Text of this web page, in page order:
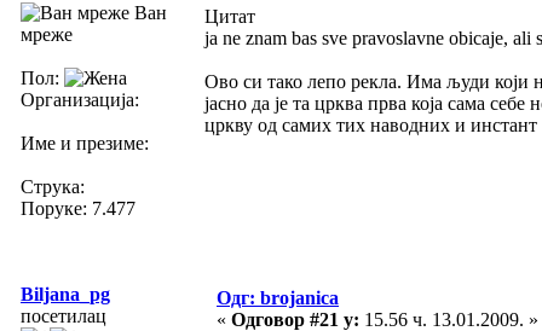
Ван
мреже
Пол:
Организација:
Име и презиме:
Струка:
Поруке: 7.477
Цитат
ja ne znam bas sve pravoslavne obicaje,
Ово си тако лепо рекла. Има људи који
јасно да је та црква прва која сама
цркву од самих тих наводних и
Biljana_pg
посетилац
Одг: brojanica
« Одговор #21 у: 15.56 ч. 13.01.2009. »